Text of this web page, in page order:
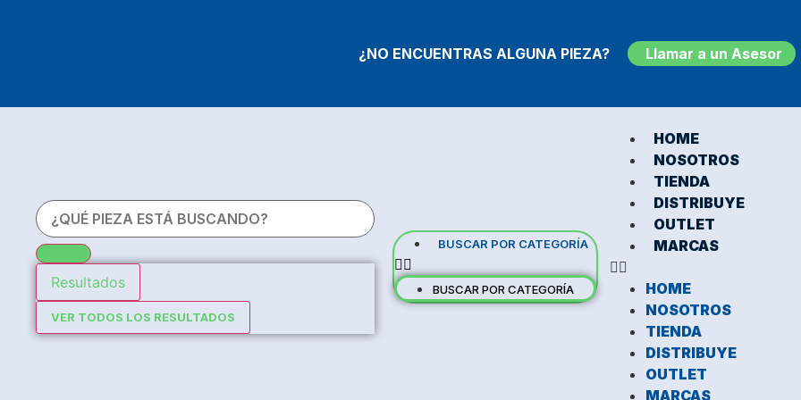
¿NO ENCUENTRAS ALGUNA PIEZA? Llamar a un Asesor
Resultados
VER TODOS LOS RESULTADOS
BUSCAR POR CATEGORÍA
BUSCAR POR CATEGORÍA
HOME
NOSOTROS
TIENDA
DISTRIBUYE
OUTLET
MARCAS
HOME
NOSOTROS
TIENDA
DISTRIBUYE
OUTLET
MARCAS